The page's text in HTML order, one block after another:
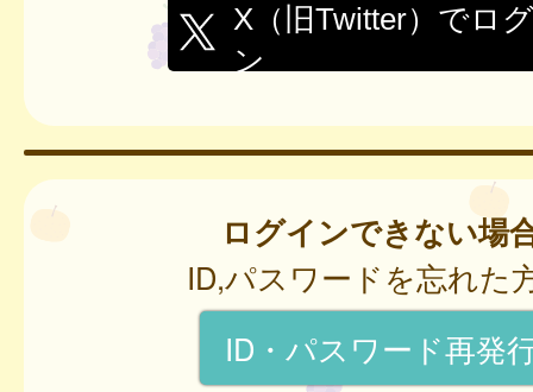
X（旧Twitter）でロ
ン
ログインできない場
ID,パスワードを忘れた
ID・パスワード再発